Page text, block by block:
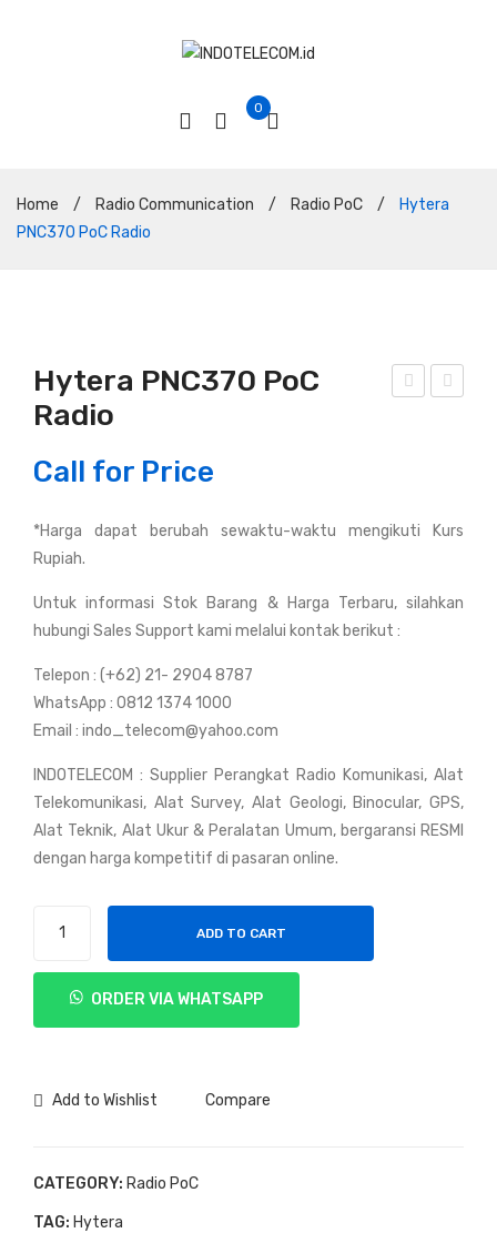
0
Home / Radio Communication / Radio PoC /
Hytera
PNC370 PoC Radio
era
680
Plu
Mo
bile
0
C
Hytera PNC370 PoC
Radio
Call for Price
*Harga dapat berubah sewaktu-waktu mengikuti Kurs
Rupiah.
Untuk informasi Stok Barang & Harga Terbaru, silahkan
hubungi Sales Support kami melalui kontak berikut :
Telepon : (+62) 21- 2904 8787
WhatsApp : 0812 1374 1000
Email : indo_telecom@yahoo.com
INDOTELECOM : Supplier Perangkat Radio Komunikasi, Alat
Telekomunikasi, Alat Survey, Alat Geologi, Binocular, GPS,
Alat Teknik, Alat Ukur & Peralatan Umum, bergaransi RESMI
dengan harga kompetitif di pasaran online.
PoC
Radio
quantity
ADD TO CART
ORDER VIA WHATSAPP
Add to Wishlist Compare
CATEGORY: Radio PoC
TAG: Hytera